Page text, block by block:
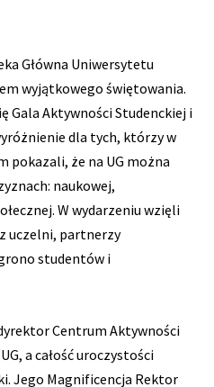
Główna Uniwersytetu
wyjątkowego świętowania.
Gala Aktywności Studenckiej i
dla tych, którzy w
pokazali, że na UG można
naukowej,
W wydarzeniu wzięli
uczelni, partnerzy
studentów i
Centrum Aktywności
a całość uroczystości
Jego Magnificencja Rektor